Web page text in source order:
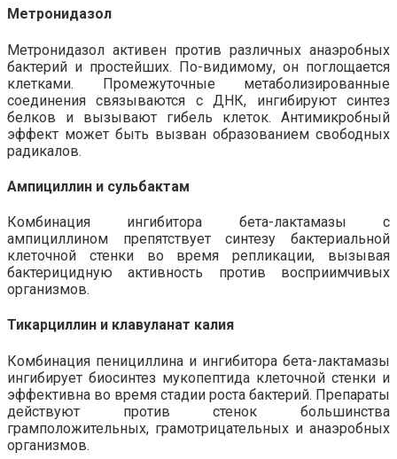
Метронидазол
Метронидазол активен против различных анаэробных
бактерий и простейших. По-видимому, он поглощается
клетками. Промежуточные метаболизированные
соединения связываются с ДНК, ингибируют синтез
белков и вызывают гибель клеток. Антимикробный
эффект может быть вызван образованием свободных
радикалов.
Ампициллин и сульбактам
Комбинация ингибитора бета-лактамазы с
ампициллином препятствует синтезу бактериальной
клеточной стенки во время репликации, вызывая
бактерицидную активность против восприимчивых
организмов.
Тикарциллин и клавуланат калия
Комбинация пенициллина и ингибитора бета-лактамазы
ингибирует биосинтез мукопептида клеточной стенки и
эффективна во время стадии роста бактерий. Препараты
действуют против стенок большинства
грамположительных, грамотрицательных и анаэробных
организмов.